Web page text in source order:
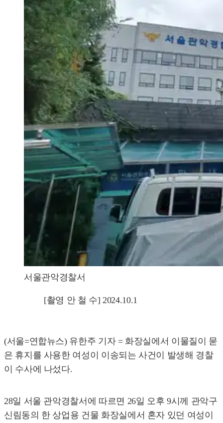
서울관악경찰서
[촬영 안 철 수] 2024.10.1
(서울=연합뉴스) 유한주 기자 = 화장실에서 이물질이 묻
은 휴지를 사용한 여성이 이송되는 사건이 발생해 경찰
이 수사에 나섰다.
28일 서울 관악경찰서에 따르면 26일 오후 9시께 관악구
신림동의 한 상업용 건물 화장실에서 혼자 있던 여성이